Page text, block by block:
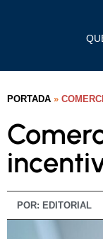
PORTADA »
POR: EDITORIAL